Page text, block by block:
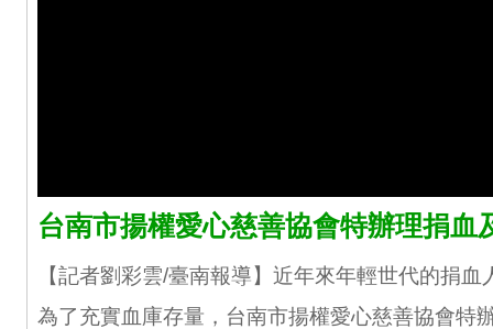
台南市揚權愛心慈善協會特辦理捐血
【記者劉彩雲/臺南報導】近年來年輕世代的捐
為了充實血庫存量，台南市揚權愛心慈善協會特